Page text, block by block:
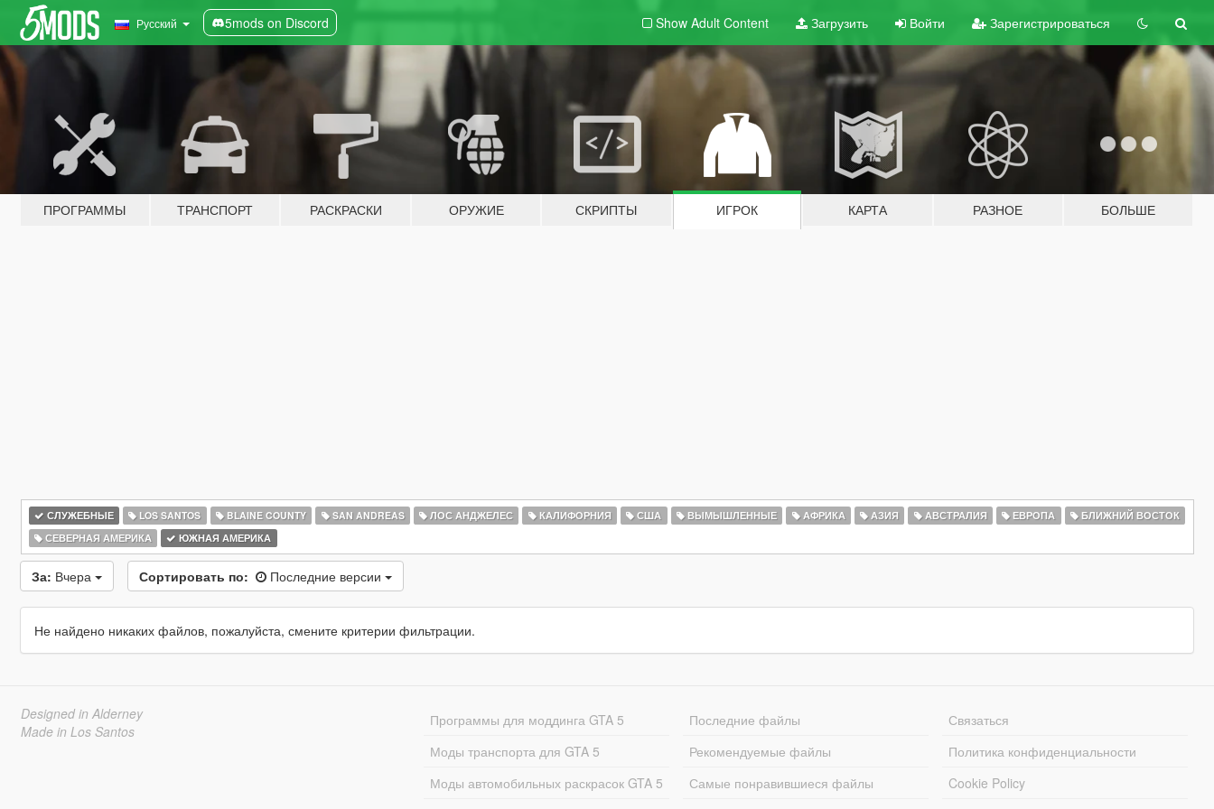
Русский 5mods on Discord Show Adult Content Загрузить Войти Зарегистрироваться
ПРОГРАММЫ ТРАНСПОРТ РАСКРАСКИ ОРУЖИЕ СКРИПТЫ ИГРОК КАРТА РАЗНОЕ БОЛЬШЕ
СЛУЖЕБНЫЕ LOS SANTOS BLAINE COUNTY SAN ANDREAS ЛОС АНДЖЕЛЕС КАЛИФОРНИЯ США ВЫМЫШЛЕННЫЕ АФРИКА АЗИЯ АВСТРАЛИЯ ЕВРОПА
БЛИЖНИЙ ВОСТОК
СЕВЕРНАЯ АМЕРИКА
ЮЖНАЯ АМЕРИКА
За: Вчера Сортировать по: Последние версии
Не найдено никаких файлов, пожалуйста, смените критерии фильтрации.
Designed in Alderney
Made in Los Santos
Программы для моддинга GTA 5
Моды транспорта для GTA 5
Моды автомобильных раскрасок GTA 5
Последние файлы
Рекомендуемые файлы
Самые понравившиеся файлы
Связаться
Политика конфиденциальности
Cookie Policy